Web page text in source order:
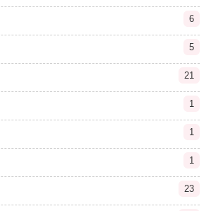
6
5
21
1
1
1
23